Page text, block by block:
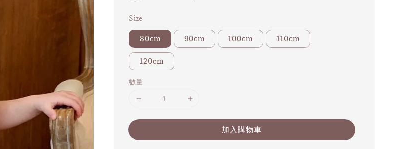
Size
80cm 90cm 100cm 110cm
120cm
數量
加入購物車